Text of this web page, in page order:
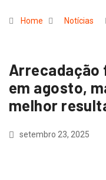
Home Notícias
Arrecadação
em agosto,
melhor
setembro 23, 2025